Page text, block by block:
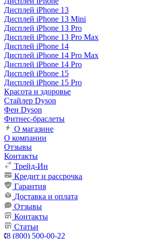
Дисплей iPhone 13
Дисплей iPhone 13 Mini
Дисплей iPhone 13 Pro
Дисплей iPhone 13 Pro Max
Дисплей iPhone 14
Дисплей iPhone 14 Pro Max
Дисплей iPhone 14 Pro
Дисплей iPhone 15
Дисплей iPhone 15 Pro
Красота и здоровье
Стайлер Dyson
Фен Dyson
Фитнес-браслеты
О магазине
О компании
Отзывы
Контакты
Трейд-Ин
Кредит и рассрочка
Гарантия
Доставка и оплата
Отзывы
Контакты
Статьи
8 (800) 500-00-22